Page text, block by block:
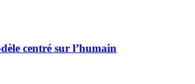
centré sur l’humain